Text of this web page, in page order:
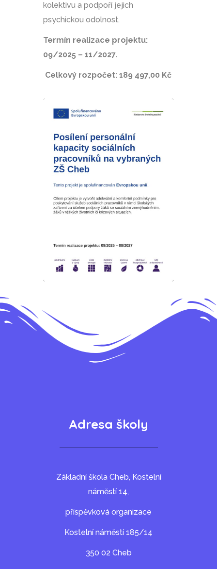
kolektivu a podpoří jejich
psychickou odolnost.
Termín realizace projektu:
09/2025 – 11/2027.
Celkový rozpočet: 189 497,00 Kč
Adresa školy
Základní škola Cheb, Kostelní
náměstí 14,
příspěvková organizace
Kostelní náměstí 185/14
350 02 Cheb